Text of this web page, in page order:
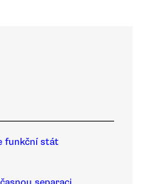
funkční stát